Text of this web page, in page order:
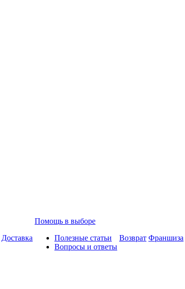
Доставка
Помощь в выборе
Полезные статьи
Вопросы и ответы
Возврат Франшиза